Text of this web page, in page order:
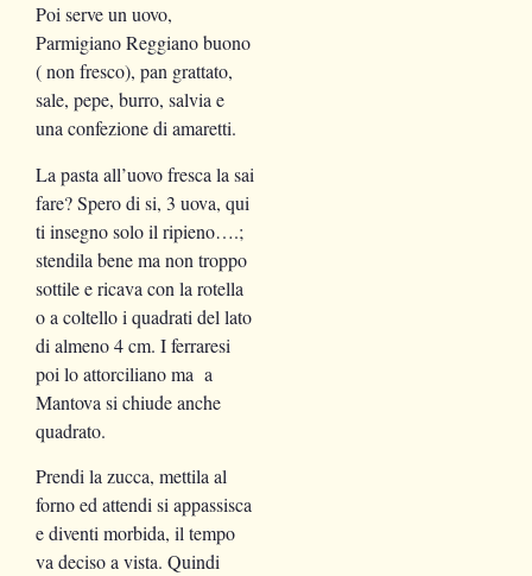
Poi serve un uovo,
Parmigiano Reggiano buono
( non fresco), pan grattato,
sale, pepe, burro, salvia e
una confezione di amaretti.
La pasta all’uovo fresca la sai
fare? Spero di si, 3 uova, qui
ti insegno solo il ripieno….;
stendila bene ma non troppo
sottile e ricava con la rotella
o a coltello i quadrati del lato
di almeno 4 cm. I ferraresi
poi lo attorciliano ma a
Mantova si chiude anche
quadrato.
Prendi la zucca, mettila al
forno ed attendi si appassisca
e diventi morbida, il tempo
va deciso a vista. Quindi